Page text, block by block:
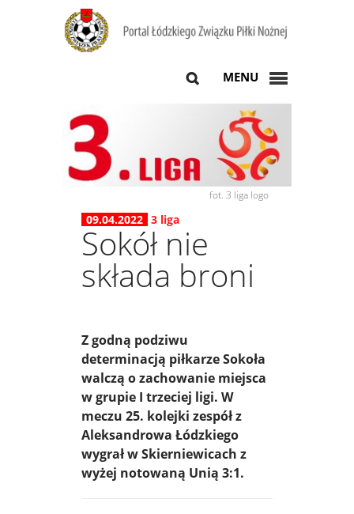
MENU
fot. 3 liga logo
09.04.2022 3 liga
Sokół nie
składa broni
Z godną podziwu
determinacją piłkarze Sokoła
walczą o zachowanie miejsca
w grupie I trzeciej ligi. W
meczu 25. kolejki zespół z
Aleksandrowa Łódzkiego
wygrał w Skierniewicach z
wyżej notowaną Unią 3:1.